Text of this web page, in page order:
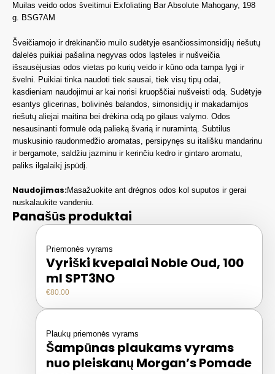
Muilas veido odos šveitimui Exfoliating Bar Absolute Mahogany, 198
g. BSG7AM
Šveičiamojo ir drėkinančio muilo sudėtyje esančiossimonsidijų riešutų
dalelės puikiai pašalina negyvas odos ląsteles ir nušveičia
išsausėjusias odos vietas po kurių veido ir kūno oda tampa lygi ir
švelni. Puikiai tinka naudoti tiek sausai, tiek visų tipų odai,
kasdieniam naudojimui ar kai norisi kruopščiai nušveisti odą. Sudėtyje
esantys glicerinas, bolivinės balandos, simonsidijų ir makadamijos
riešutų aliejai maitina bei drėkina odą po gilaus valymo. Odos
nesausinanti formulė odą palieką švarią ir nuramintą. Subtilus
muskusinio raudonmedžio aromatas, persipynęs su itališku mandarinu
ir bergamote saldžiu jazminu ir kerinčiu kedro ir gintaro aromatu,
paliks ilgalaikį įspūdį.
Naudojimas:Masažuokite ant drėgnos odos kol suputos ir gerai
nuskalaukite vandeniu.
Panašūs produktai
Priemonės vyrams
Vyriški kvepalai Noble Oud, 100
ml SPT3NO
€80.00
Plaukų priemonės vyrams
Šampūnas plaukams vyrams
nuo pleiskanų Morgan’s Pomade